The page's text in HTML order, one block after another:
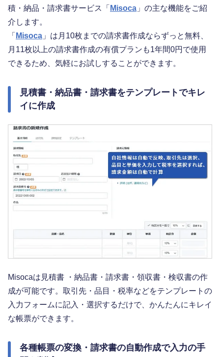
積・納品・請求書サービス「 Misoca 」の主な機能をご紹
介します。
「 Misoca 」は月10枚までの請求書作成ならずっと無料、
月11枚以上の請求書作成の有償プランも1年間0円で使用
できるため、気軽にお試しすることができます。
見積書・納品書・請求書をテンプレートでキレ
イに作成
Misocaは見積書 ・納品書・請求書・領収書・検収書の作
成が可能です。取引先・品目・税率などをテンプレートの
入力フォームに記入・選択するだけで、かんたんにキレイ
な帳票ができます。
各種帳票の変換・請求書の自動作成で入力の手